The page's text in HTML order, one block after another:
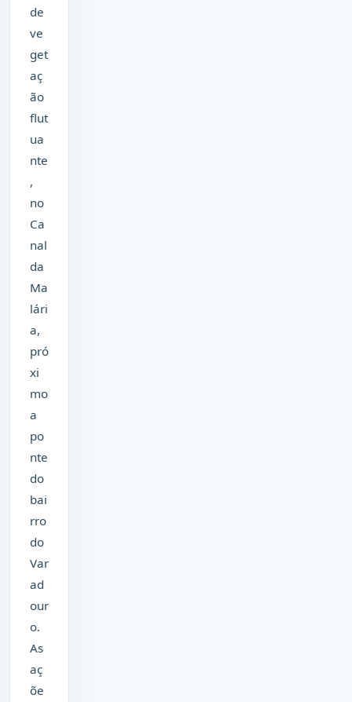
de
ve
get
aç
ão
flut
ua
nte
,
no
Ca
nal
da
Ma
lári
a,
pró
xi
mo
a
po
nte
do
bai
rro
do
Var
ad
our
o.
As
aç
õe